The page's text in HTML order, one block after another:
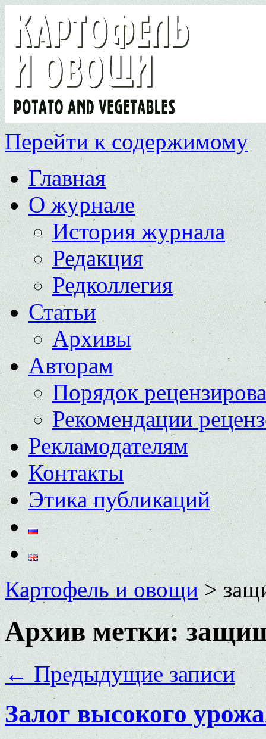
Перейти к содержимому
Главная
О журнале
История журнала
Редакция
Редколлегия
Статьи
Архивы
Авторам
Порядок
Рекомендации
Рекламодателям
Контакты
Этика публикаций
Картофель и овощи>
Архив метки:
←Предыдущие записи
Залог высокого